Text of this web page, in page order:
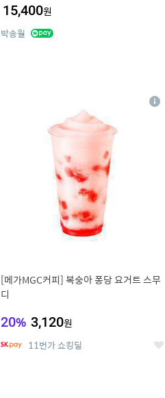
15,400원
박송월
[메가MGC커피] 복숭아 퐁당 요거트 스무
디
20% 3,120원
11번가 쇼킹딜 좋
상